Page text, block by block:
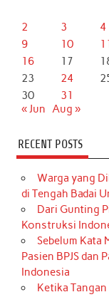
2
3 4
9
10
16
17
23
24
30
31
« Jun
Aug »
RECENT POSTS
Warga yang
di Tengah Badai
Dari Gunting
Konstruksi
Sebelum Kata
Pasien BPJS dan
Indonesia
Ketika